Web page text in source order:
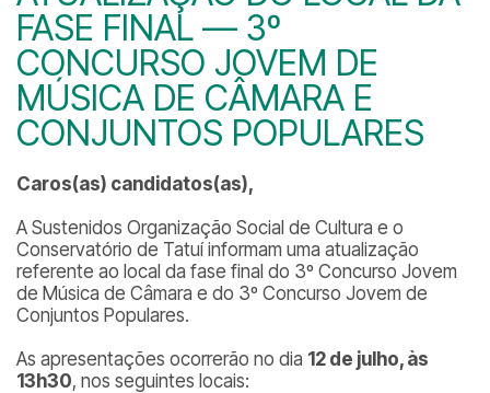
FASE FINAL — 3º
CONCURSO JOVEM DE
MÚSICA DE CÂMARA E
CONJUNTOS POPULARES
Caros(as) candidatos(as),
A Sustenidos Organização Social de Cultura e o
Conservatório de Tatuí informam uma atualização
referente ao local da fase final do 3º Concurso Jovem
de Música de Câmara e do 3º Concurso Jovem de
Conjuntos Populares.
As apresentações ocorrerão no dia 12 de julho, às
13h30, nos seguintes locais: